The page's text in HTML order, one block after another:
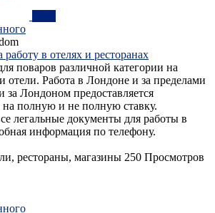
в отелях и ресторанах
поваров различной категории на
отели. Работа в Лондоне и за пределами
Лондоном предоставляется
полную и не полную ставку.
легальные документы для работы в
информация по телефону.
рестораны, магазины 250 Просмотров